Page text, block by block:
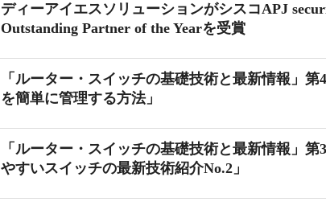
ディーアイエスソリューションがシスコAPJ
Outstanding Partner of the Yearを受賞
「ルーター・スイッチの基礎技術と最新情報」
を簡単に管理する方法」
「ルーター・スイッチの基礎技術と最新情報」
やすいスイッチの最新技術紹介No.2」